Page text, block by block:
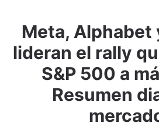
Adjuntar
Meta, Alphabet
lideran el rally
S&P 500 a
Resumen